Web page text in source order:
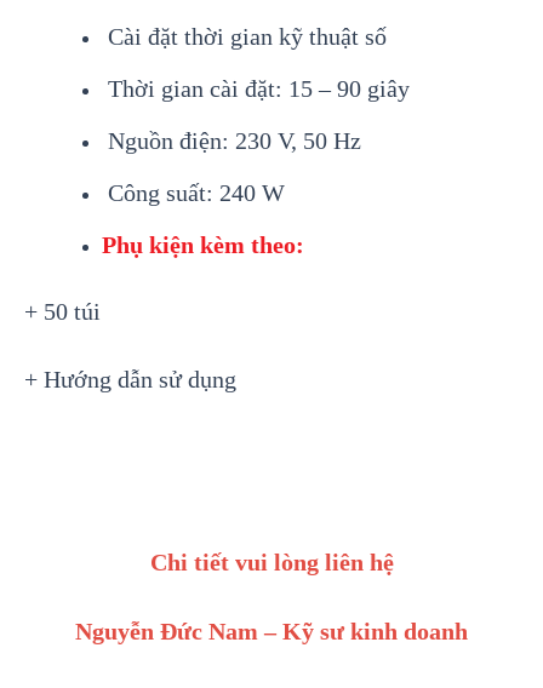
Cài đặt thời gian kỹ thuật số
Thời gian cài đặt: 15 – 90 giây
Nguồn điện: 230 V, 50 Hz
Công suất: 240 W
Phụ kiện kèm theo:
+ 50 túi
+ Hướng dẫn sử dụng
Chi tiết vui lòng liên hệ
Nguyễn Đức Nam – Kỹ sư kinh doanh